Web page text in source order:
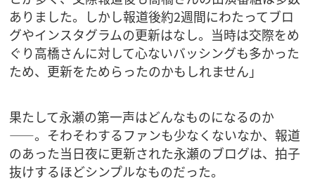
ありました。しかし報道後約2週間にわたってブロ
グやインスタグラムの更新はなし。当時は交際をめ
ぐり高橋さんに対して心ないバッシングも多かった
ため、更新をためらったのかもしれません」
果たして永瀬の第一声はどんなものになるのか
――。そわそわするファンも少なくないなか、報道
のあった当日夜に更新された永瀬のブログは、拍子
抜けするほどシンプルなものだった。